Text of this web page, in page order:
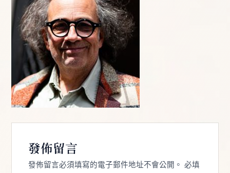
發佈留言
發佈留言必須填寫的電子郵件地址不會公開。 必填